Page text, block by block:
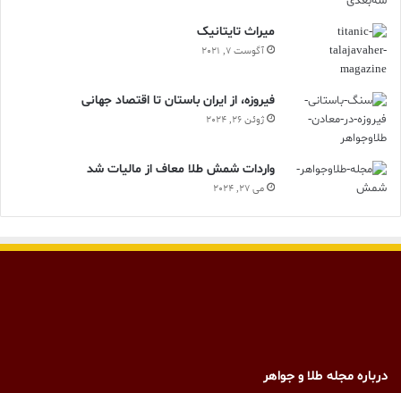
ميراث تايتانيک
آگوست 7, 2021
فیروزه، از ایران باستان تا اقتصاد جهانی
ژوئن 26, 2024
واردات شمش طلا معاف از مالیات شد
می 27, 2024
درباره مجله طلا و جواهر